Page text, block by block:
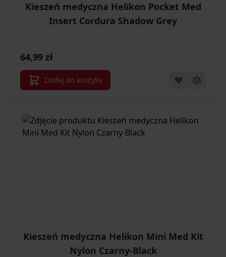
Kieszeń medyczna Helikon Pocket Med
Insert Cordura Shadow Grey
64,99 zł
Dodaj do koszyka
Kieszeń medyczna Helikon Mini Med Kit
Nylon Czarny-Black